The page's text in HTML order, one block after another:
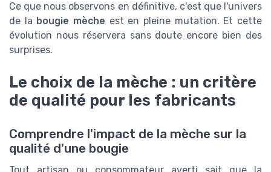
Ce que nous observons en définitive, c'est que l'univers
de la bougie mèche est en pleine mutation. Et cette
évolution nous réservera sans doute encore bien des
surprises.
Le choix de la mèche : un critère
de qualité pour les fabricants
Comprendre l'impact de la mèche sur la
qualité d'une bougie